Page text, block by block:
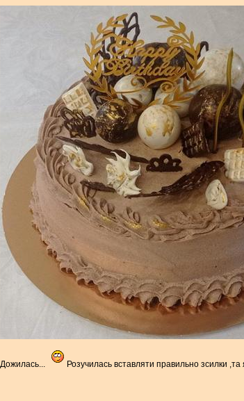
Дожилась... Розучилась вставляти правильно зсилки